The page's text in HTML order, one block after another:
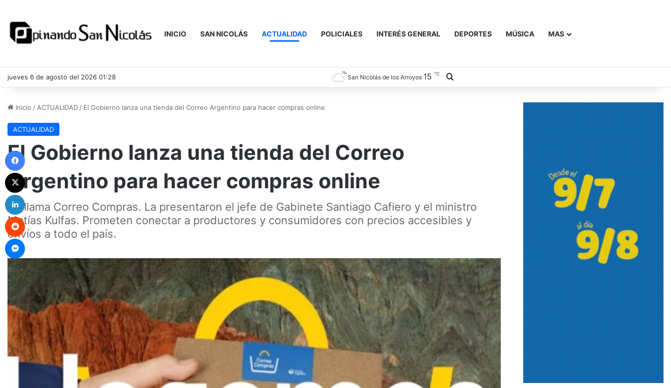
INICIO SAN NICOLÁS ACTUALIDAD POLICIALES INTERÉS GENERAL DEPORTES MÚSICA MAS
jueves 6 de agosto del 2026 01:28 San Nicolás de los Arroyos 15 ℃ Buscar
Inicio / ACTUALIDAD / El Gobierno lanza una tienda del Correo Argentino para hacer compras online
ACTUALIDAD
El Gobierno lanza una tienda del Correo
Argentino para hacer compras online
Se llama Correo Compras. La presentaron el jefe de Gabinete Santiago Cafiero y el ministro
Matías Kulfas. Prometen conectar a productores y consumidores con precios accesibles y
envíos a todo el país.
Facebook
LinkedIn
Reddit
Messenger